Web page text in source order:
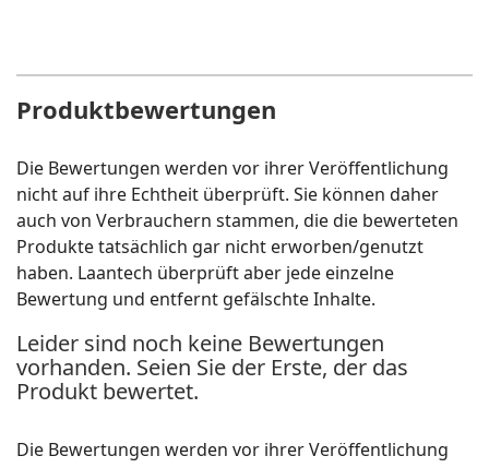
Produktbewertungen
Die Bewertungen werden vor ihrer Veröffentlichung
nicht auf ihre Echtheit überprüft. Sie können daher
auch von Verbrauchern stammen, die die bewerteten
Produkte tatsächlich gar nicht erworben/genutzt
haben. Laantech überprüft aber jede einzelne
Bewertung und entfernt gefälschte Inhalte.
Leider sind noch keine Bewertungen
vorhanden. Seien Sie der Erste, der das
Produkt bewertet.
Die Bewertungen werden vor ihrer Veröffentlichung